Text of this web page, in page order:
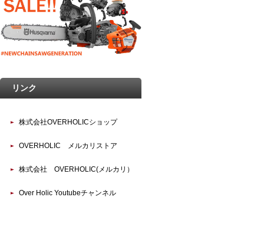
リンク
株式会社OVERHOLICショップ
OVERHOLIC メルカリストア
株式会社 OVERHOLIC(メルカリ）
Over Holic Youtubeチャンネル